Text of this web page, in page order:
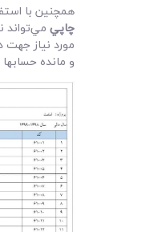
همچنين با
چاپي مي‌تواند
مورد نياز
و مانده حسابها